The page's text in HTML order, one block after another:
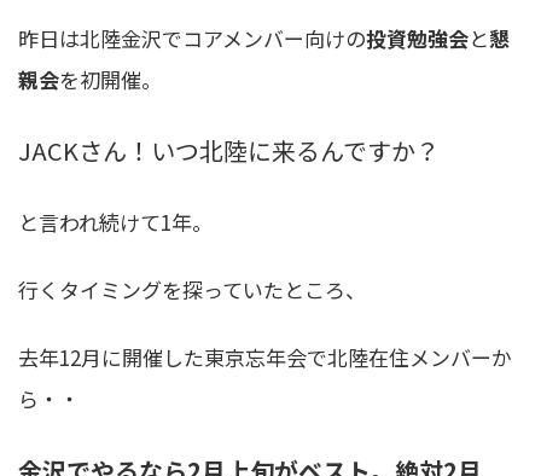
昨日は北陸金沢でコアメンバー向けの投資勉強会と懇
親会を初開催。
JACKさん！いつ北陸に来るんですか？
と言われ続けて1年。
行くタイミングを探っていたところ、
去年12月に開催した東京忘年会で北陸在住メンバーか
ら・・